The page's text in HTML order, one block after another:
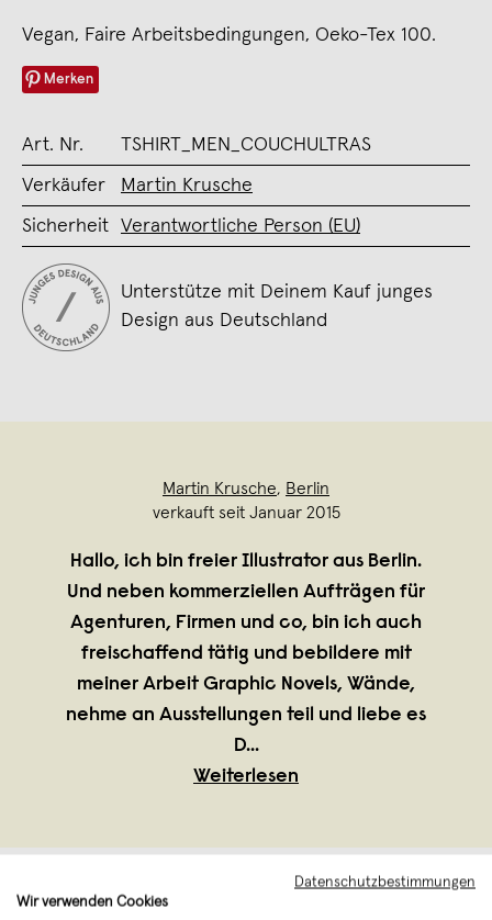
Vegan, Faire Arbeitsbedingungen, Oeko-Tex 100.
Merken
Art. Nr. TSHIRT_MEN_COUCHULTRAS
Verkäufer Martin Krusche
Sicherheit Verantwortliche Person (EU)
Unterstütze mit Deinem Kauf junges
Design aus Deutschland
Martin Krusche, Berlin
verkauft seit Januar 2015
Hallo, ich bin freier Illustrator aus Berlin.
Und neben kommerziellen Aufträgen für
Agenturen, Firmen und co, bin ich auch
freischaffend tätig und bebildere mit
meiner Arbeit Graphic Novels, Wände,
nehme an Ausstellungen teil und liebe es
D...
Weiterlesen
Datenschutzbestimmungen
Wir verwenden Cookies